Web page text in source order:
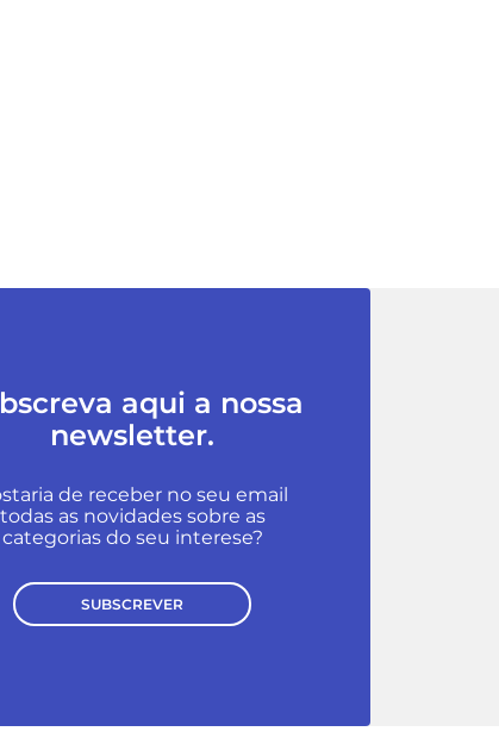
aqui a nossa
newsletter.
de receber no seu email
todas as novidades sobre as
categorias do seu interese?
SUBSCREVER